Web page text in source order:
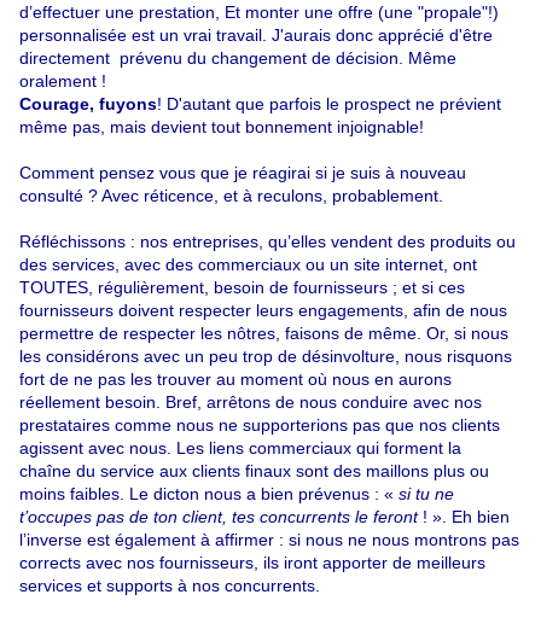
d’effectuer une prestation, Et monter une offre (une "propale"!)
personnalisée est un vrai travail. J'aurais donc apprécié d'être
directement prévenu du changement de décision. Même
oralement !
Courage, fuyons! D'autant que parfois le prospect ne prévient
même pas, mais devient tout bonnement injoignable!
Comment pensez vous que je réagirai si je suis à nouveau
consulté ? Avec réticence, et à reculons, probablement.
Réfléchissons : nos entreprises, qu’elles vendent des produits ou
des services, avec des commerciaux ou un site internet, ont
TOUTES, régulièrement, besoin de fournisseurs ; et si ces
fournisseurs doivent respecter leurs engagements, afin de nous
permettre de respecter les nôtres, faisons de même. Or, si nous
les considérons avec un peu trop de désinvolture, nous risquons
fort de ne pas les trouver au moment où nous en aurons
réellement besoin. Bref, arrêtons de nous conduire avec nos
prestataires comme nous ne supporterions pas que nos clients
agissent avec nous. Les liens commerciaux qui forment la
chaîne du service aux clients finaux sont des maillons plus ou
moins faibles. Le dicton nous a bien prévenus : « si tu ne
t’occupes pas de ton client, tes concurrents le feront! ». Eh bien
l’inverse est également à affirmer : si nous ne nous montrons pas
corrects avec nos fournisseurs, ils iront apporter de meilleurs
services et supports à nos concurrents.